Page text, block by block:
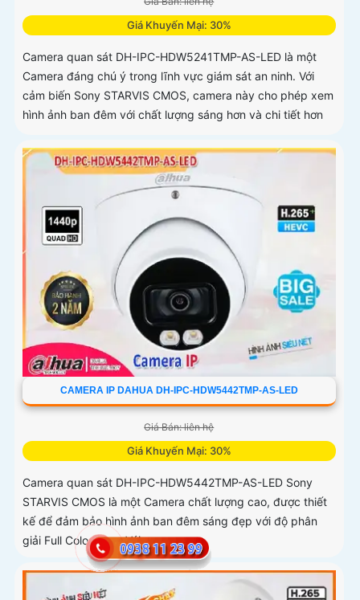
Giá Khuyến Mại: 30%
Camera quan sát DH-IPC-HDW5241TMP-AS-LED là một
Camera đáng chú ý trong lĩnh vực giám sát an ninh. Với
cảm biến Sony STARVIS CMOS, camera này cho phép xem
hình ảnh ban đêm với chất lượng sáng hơn và chi tiết hơn
CAMERA IP DAHUA DH-IPC-HDW5442TMP-AS-LED
Giá Bán: liên hệ
Giá Khuyến Mại: 30%
Camera quan sát DH-IPC-HDW5442TMP-AS-LED Sony
STARVIS CMOS là một Camera chất lượng cao, được thiết
kế để đảm bảo hình ảnh ban đêm sáng đẹp với độ phân
giải Full Color 20m. Với...